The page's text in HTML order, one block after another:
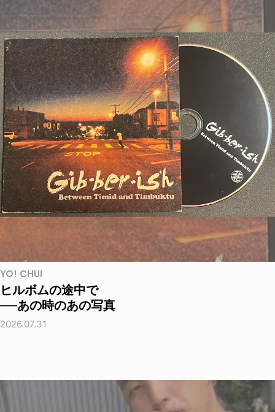
YO! CHUI
ヒルボムの途中で
──あの時のあの写真
2026.07.31